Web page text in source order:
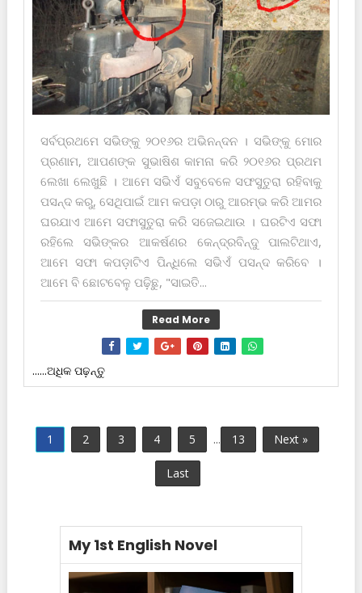
ସର୍ବପ୍ରଥମେ ସଭିଙ୍କୁ ୨୦୧୬ର ଅଭିନନ୍ଦନ । ସଭିଙ୍କୁ ମୋର
ପ୍ରଣାମ, ଆପଣଙ୍କ ସୁଭାଷିଶ କାମନା କରି ୨୦୧୬ର ପ୍ରଥମ
ଲେଖା ଲେଖୁଛି । ଆମେ ସଭିଏଁ ସବୁବେଳେ ସଫସୁତୁରା ରହିବାକୁ
ପସନ୍ଦ କରୁ, ସେଥିପାଇଁ ଆମ କପଡ଼ା ଠାରୁ ଆରମ୍ଭ କରି ଆମର
ଘରଯାଏ ଆମେ ସଫାସୁତୁରା କରି ସଜେଇଥାଉ । ଘରଟିଏ ସଫା
ରହିଲେ ସଭିଙ୍କର ଆକର୍ଷଣର କେନ୍ଦ୍ରବିନ୍ଦୁ ପାଲଟିଥାଏ,
ଆମେ ସଫା କପଡ଼ାଟିଏ ପିନ୍ଧିଲେ ସଭିଏଁ ପସନ୍ଦ କରିବେ ।
ଆମେ ବି ଛୋଟବେଳୁ ପଢ଼ିଛୁ, "ସାଇତି...
Read More
......ଅଧିକ ପଢ଼ନ୍ତୁ
1 2 3 4 5 ... 13 Next »
Last
My 1st English Novel